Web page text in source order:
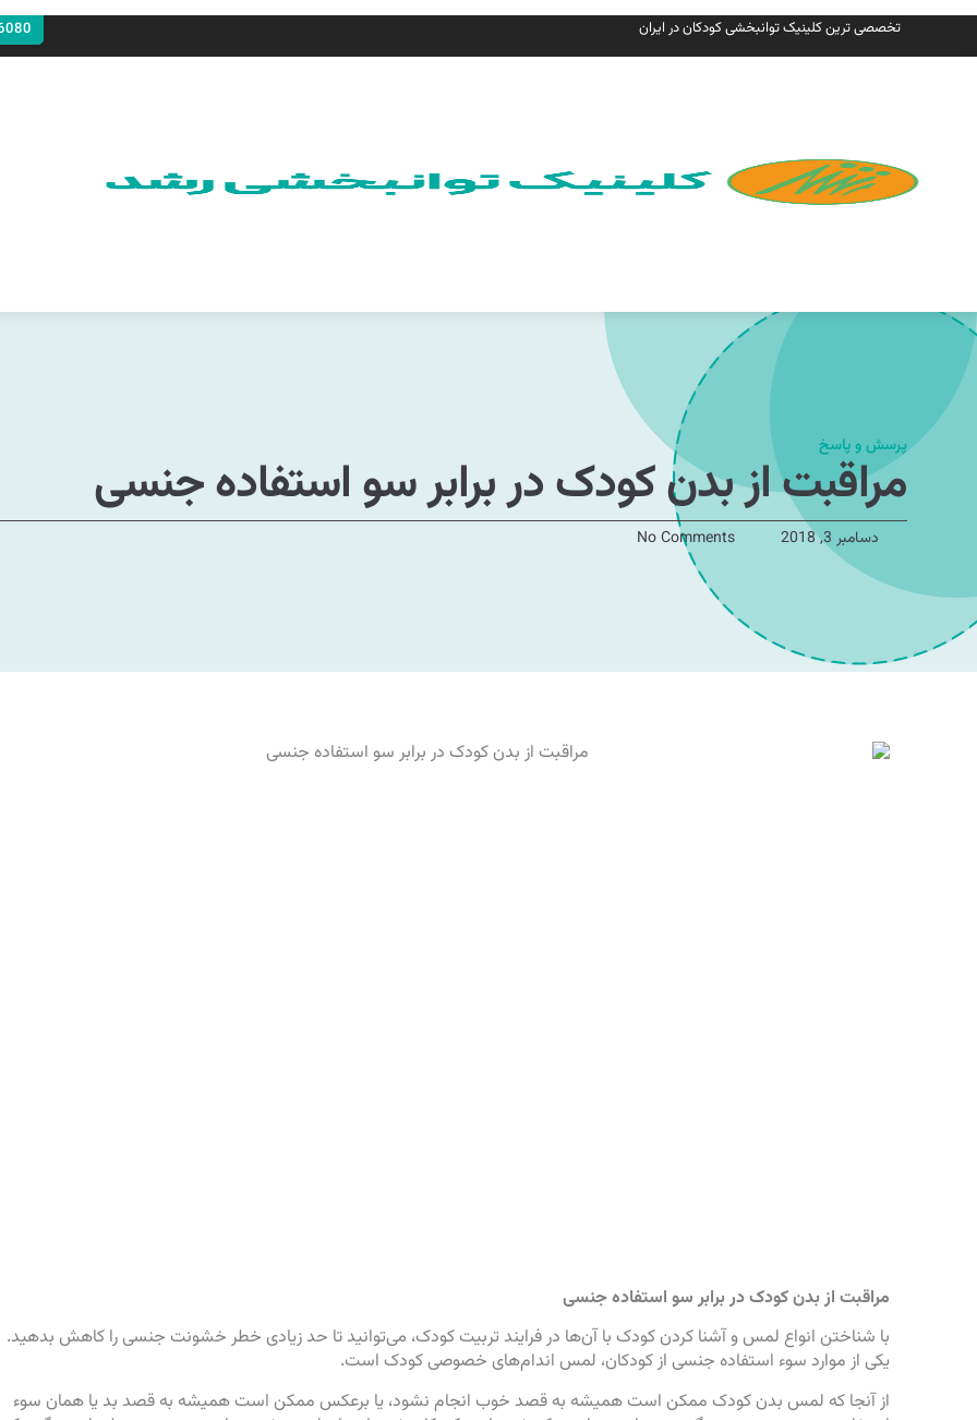
تخصصی ترین کلینیک توانبخشی کودکان در ایران
پرسش و پاسخ
مراقبت از بدن کودک در برابر سو استفاده جنسی
دسامبر 3, 2018 No Comments
مراقبت از بدن کودک در برابر سو استفاده جنسی
با شناختن انواع لمس و آشنا کردن کودک با آن‌ها در فرایند تربیت کودک، می‌توانید تا حد زیادی خطر خشونت جنسی را کاهش بدهید.
یکی از موارد سوء استفاده جنسی از کودکان، لمس اندام‌های خصوصی کودک است.
از آنجا که لمس بدن کودک ممکن است همیشه به قصد خوب انجام نشود، یا برعکس ممکن است همیشه به قصد بد یا همان سوء